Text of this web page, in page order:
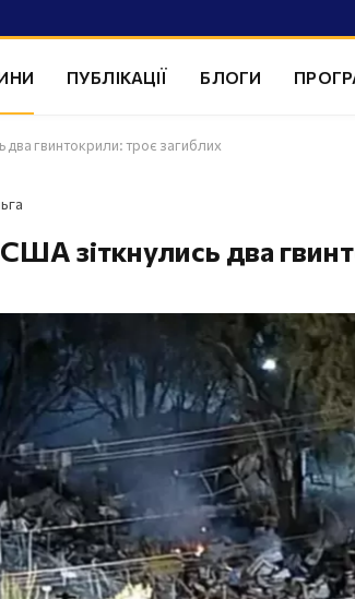
ПУБЛІКАЦІЇ БЛОГИ
два гвинтокрили: троє загиблих
зіткнулись два